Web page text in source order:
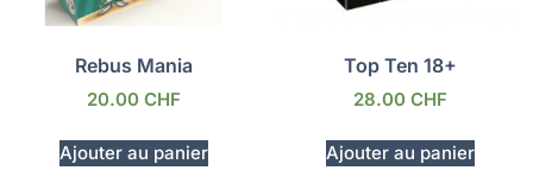
Rebus Mania
20.00 CHF
Ajouter au panier
Top Ten 18+
28.00 CHF
Ajouter au panier